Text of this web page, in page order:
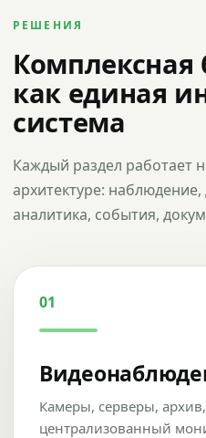
РЕШЕНИЯ
Комплексная
как единая
система
Каждый раздел работает
архитектуре: наблюдение,
аналитика, события,
01
Камеры, серверы,
централизованный